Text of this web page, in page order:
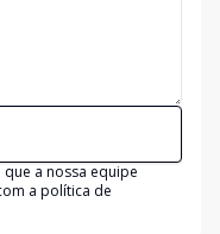
a nossa equipe
a política de